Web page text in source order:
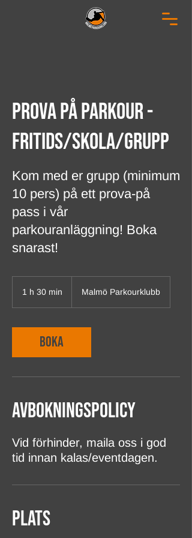
Prova På Parkour -
Fritids/Skola/Grupp
Kom med er grupp (minimum
10 pers) på ett prova-på
pass i vår
parkouranläggning! Boka
snarast!
1 h 30 min
m
n
Malmö Parkourklubb
Boka
Avbokningspolicy
Vid förhinder, maila oss i god
tid innan kalas/eventdagen.
Plats